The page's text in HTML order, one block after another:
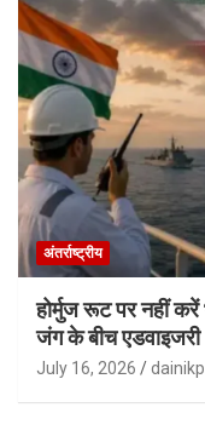
अंतर्राष्ट्रीय
होर्मुज रूट पर नहीं करें
जंग के बीच एडवाइजरी
July 16, 2026